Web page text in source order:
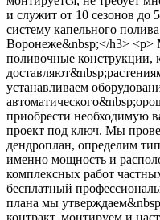
и служит от 10 сезонов до
систему капельного
Воронеже&nbsp;</h3> <p>
поливочные конструкции,
устанавливаем
приобрести необходимую
проект под ключ. Мы
дендроплан, определим
именно мощность и
комплексных работ
бесплатный
плана мы
контракт, монтируем и